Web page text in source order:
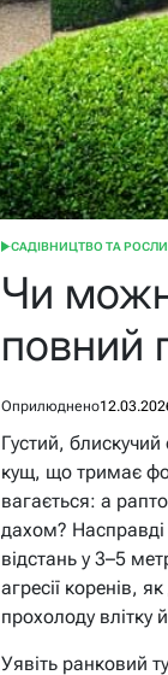
ОПУБЛІКУВАТИ
САДІВНИЦТВО ТА
Чи
повний
Оприлюднено
Густий,
кущ, що тримає
вагається: а
дахом?
відстань у 3–5
агресії коренів,
прохолоду влітку
Уявіть ранковий